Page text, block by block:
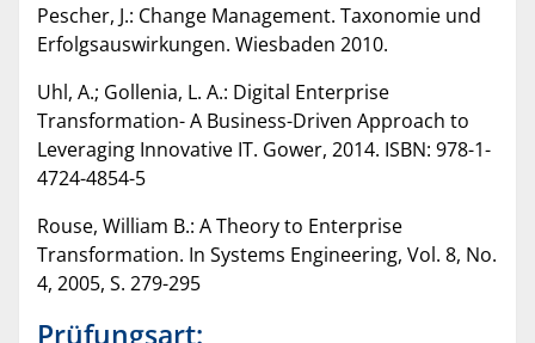
Pescher, J.: Change Management. Taxonomie und
Erfolgsauswirkungen. Wiesbaden 2010.
Uhl, A.; Gollenia, L. A.: Digital Enterprise
Transformation- A Business-Driven Approach to
Leveraging Innovative IT. Gower, 2014. ISBN: 978-1-
4724-4854-5
Rouse, William B.: A Theory to Enterprise
Transformation. In Systems Engineering, Vol. 8, No.
4, 2005, S. 279-295
Prüfungsart: